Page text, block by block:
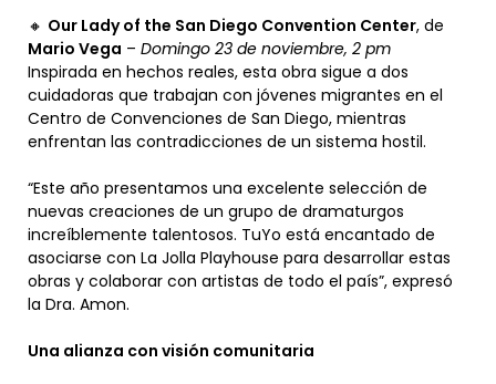
🔸 Our Lady of the San Diego Convention Center, de
Mario Vega – Domingo 23 de noviembre, 2 pm
Inspirada en hechos reales, esta obra sigue a dos
cuidadoras que trabajan con jóvenes migrantes en el
Centro de Convenciones de San Diego, mientras
enfrentan las contradicciones de un sistema hostil.
“Este año presentamos una excelente selección de
nuevas creaciones de un grupo de dramaturgos
increíblemente talentosos. TuYo está encantado de
asociarse con La Jolla Playhouse para desarrollar estas
obras y colaborar con artistas de todo el país”, expresó
la Dra. Amon.
Una alianza con visión comunitaria